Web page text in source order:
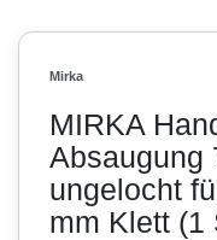
Mirka
MIRKA
Absaugung
ungelocht
mm Klett (1